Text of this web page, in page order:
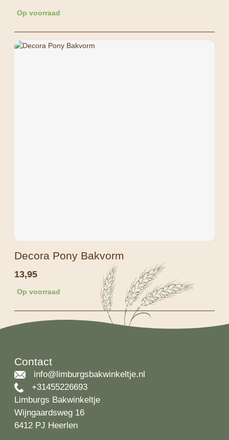
Op voorraad
Decora Pony Bakvorm
13,95
Op voorraad
Contact
info@limburgsbakwinkeltje.nl
+31455226693
Limburgs Bakwinkeltje
Wijngaardsweg 16
6412 PJ Heerlen